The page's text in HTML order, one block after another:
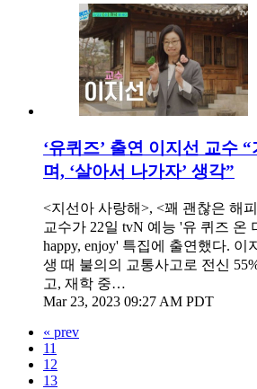
‘유퀴즈’ 출연 이지선 교수
며, ‘살아서 나가자’ 생각”
<지선아 사랑해>, <꽤 괜찮은 해
교수가 22일 tvN 예능 '유 퀴즈 온
happy, enjoy' 특집에 출연했다. 이
생 때 불의의 교통사고로 전신
고, 재학 중…
Mar 23, 2023 09:27 AM PDT
« prev
11
12
13